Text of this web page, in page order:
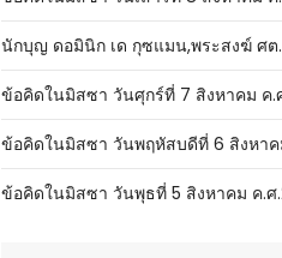
นักบุญ ดอมินิก เด กุซแมน,พระสงฆ์ ศต.
ข้อคิดในมิสซา วันศุกร์ที่ 7 สิงหาคม ค.
ข้อคิดในมิสซา วันพฤหัสบดีที่ 6 สิงหาค
ข้อคิดในมิสซา วันพุธที่ 5 สิงหาคม ค.ศ